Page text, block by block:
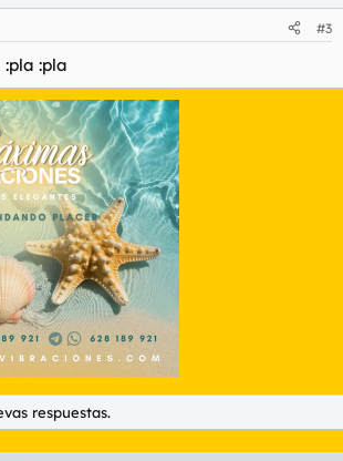
#3
:pla :pla
respuestas.